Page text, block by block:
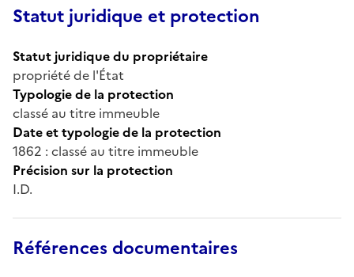
Statut juridique et protection
Statut juridique du propriétaire
propriété de l'État
Typologie de la protection
classé au titre immeuble
Date et typologie de la protection
1862 : classé au titre immeuble
Précision sur la protection
I.D.
Références documentaires